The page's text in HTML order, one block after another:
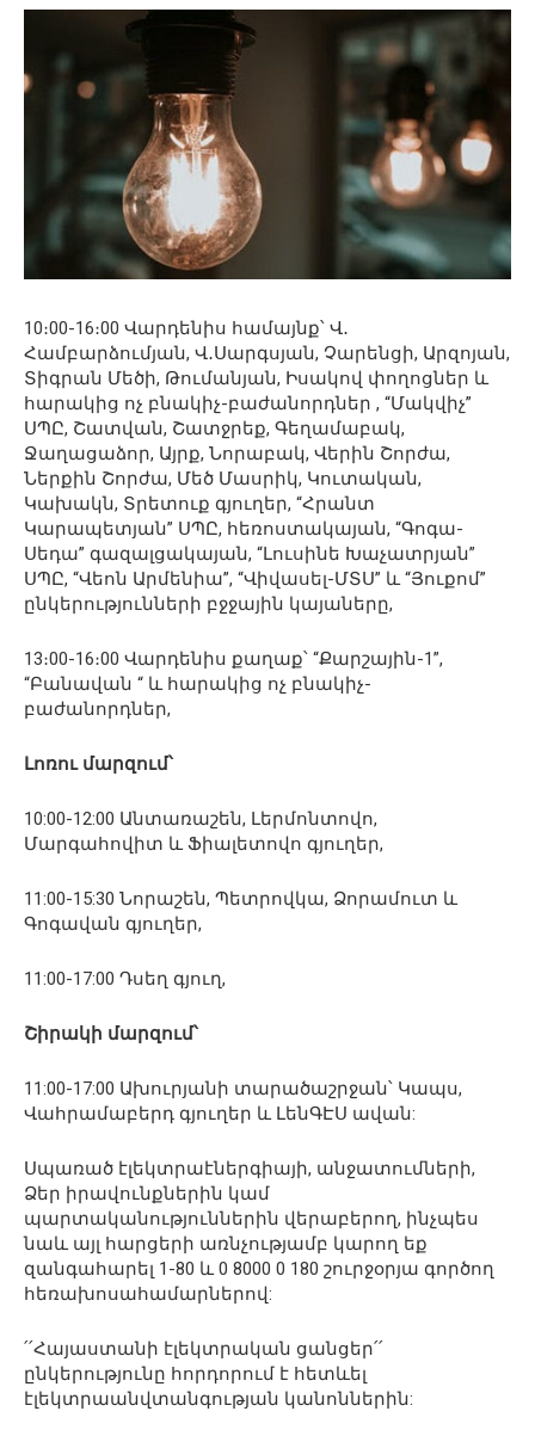
10։00-16։00 Վարդենիս համայնք՝ Վ․
Համբարձումյան, Վ․Սարգսյան, Չարենցի, Արզոյան,
Տիգրան Մեծի, Թումանյան, Իսակով փողոցներ և
հարակից ոչ բնակիչ-բաժանորդներ , “Մակվիչ”
ՍՊԸ, Շատվան, Շատջրեք, Գեղամաբակ,
Ջաղացաձոր, Այրք, Նորաբակ, Վերին Շորժա,
Ներքին Շորժա, Մեծ Մասրիկ, Կուտական,
Կախակն, Տրետուք գյուղեր, “Հրանտ
Կարապետյան” ՍՊԸ, հեռոստակայան, “Գոգա-
Սեդա” գազալցակայան, “Լուսինե Խաչատրյան”
ՍՊԸ, “Վեոն Արմենիա”, “Վիվասել-ՄՏՍ” և “Յուքոմ”
ընկերությունների բջջային կայաները,
13։00-16։00 Վարդենիս քաղաք՝ “Քարշային-1”,
“Բանավան “ և հարակից ոչ բնակիչ-
բաժանորդներ,
Լոռու մարզում՝
10:00-12:00 Անտառաշեն, Լերմոնտովո,
Մարգահովիտ և Ֆիալետովո գյուղեր,
11:00-15:30 Նորաշեն, Պետրովկա, Ձորամուտ և
Գոգավան գյուղեր,
11:00-17:00 Դսեղ գյուղ,
Շիրակի մարզում՝
11:00-17:00 Ախուրյանի տարածաշրջան՝ Կապս,
Վահրամաբերդ գյուղեր և ԼենԳԷՍ ավան:
Սպառած էլեկտրաէներգիայի, անջատումների,
Ձեր իրավունքներին կամ
պարտականություններին վերաբերող, ինչպես
նաև այլ հարցերի առնչությամբ կարող եք
զանգահարել 1-80 և 0 8000 0 180 շուրջօրյա գործող
հեռախոսահամարներով:
՛՛Հայաստանի էլեկտրական ցանցեր՛՛
ընկերությունը հորդորում է հետևել
էլեկտրաանվտանգության կանոններին: